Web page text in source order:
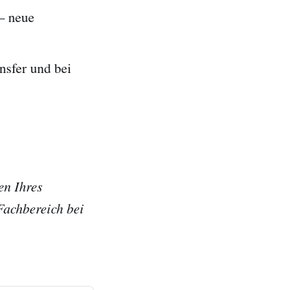
neue
und bei
Ihres
bei